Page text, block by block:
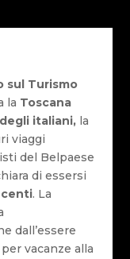
sul Turismo
la Toscana
italiani, la
viaggi
del Belpaese
di essersi
. La
dall’essere
per vacanze alla